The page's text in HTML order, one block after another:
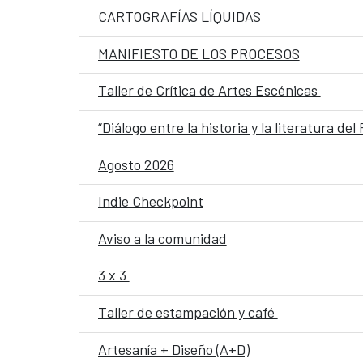
CARTOGRAFÍAS LÍQUIDAS
MANIFIESTO DE LOS PROCESOS
Taller de Crítica de Artes Escénicas
“Diálogo entre la historia y la literatura
Agosto 2026
Indie Checkpoint
Aviso a la comunidad
3 x 3
Taller de estampación y café
Artesanía + Diseño (A+D)